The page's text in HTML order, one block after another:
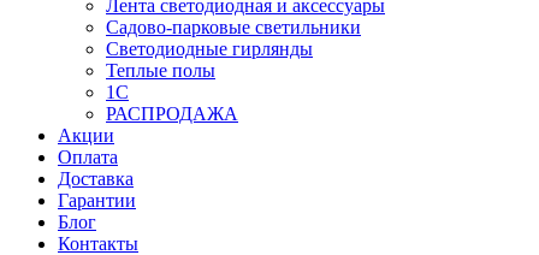
Лента светодиодная и аксессуары
Садово-парковые светильники
Светодиодные гирлянды
Теплые полы
1С
РАСПРОДАЖА
Акции
Оплата
Доставка
Гарантии
Блог
Контакты